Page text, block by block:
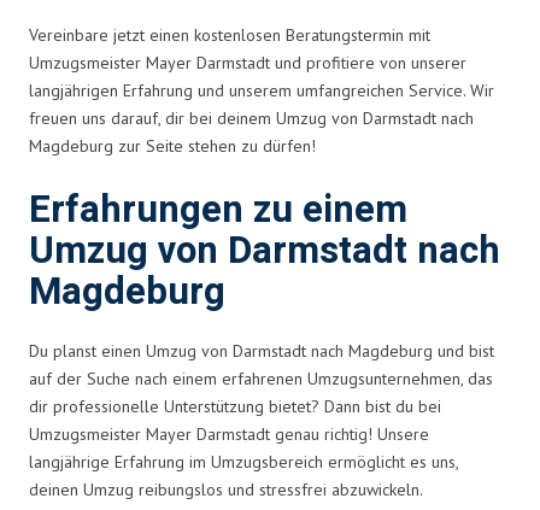
Vereinbare jetzt einen kostenlosen Beratungstermin mit
Umzugsmeister Mayer Darmstadt und profitiere von unserer
langjährigen Erfahrung und unserem umfangreichen Service. Wir
freuen uns darauf, dir bei deinem Umzug von Darmstadt nach
Magdeburg zur Seite stehen zu dürfen!
Erfahrungen zu einem
Umzug von Darmstadt nach
Magdeburg
Du planst einen Umzug von Darmstadt nach Magdeburg und bist
auf der Suche nach einem erfahrenen Umzugsunternehmen, das
dir professionelle Unterstützung bietet? Dann bist du bei
Umzugsmeister Mayer Darmstadt genau richtig! Unsere
langjährige Erfahrung im Umzugsbereich ermöglicht es uns,
deinen Umzug reibungslos und stressfrei abzuwickeln.